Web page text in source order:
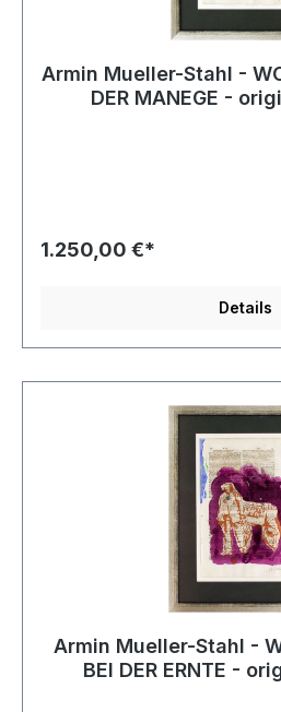
Armin Mueller-Stahl -
DER MANEGE -
1.250,00 €*
Details
Armin Mueller-Stahl -
BEI DER ERNTE -